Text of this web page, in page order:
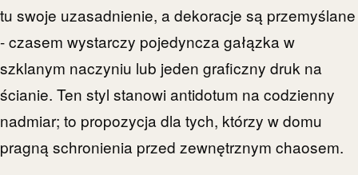
tu swoje uzasadnienie, a dekoracje są przemyślane
- czasem wystarczy pojedyncza gałązka w
szklanym naczyniu lub jeden graficzny druk na
ścianie. Ten styl stanowi antidotum na codzienny
nadmiar; to propozycja dla tych, którzy w domu
pragną schronienia przed zewnętrznym chaosem.